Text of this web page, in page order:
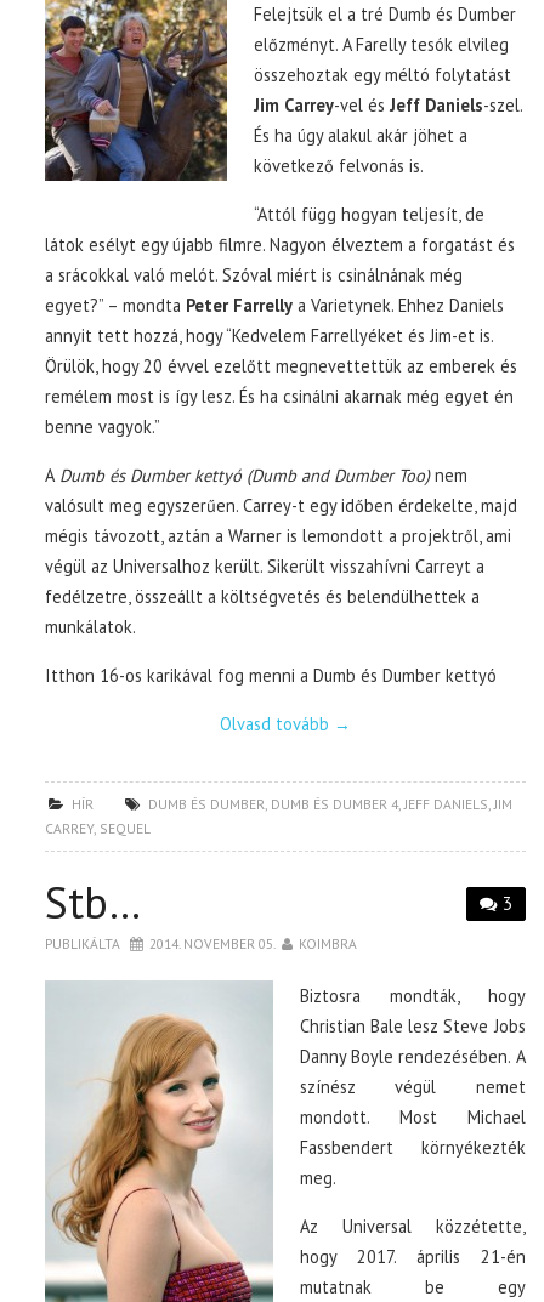
Felejtsük el a tré Dumb és Dumber
előzményt. A Farelly tesók elvileg
összehoztak egy méltó folytatást
Jim Carrey-vel és Jeff Daniels-szel.
És ha úgy alakul akár jöhet a
következő felvonás is.
“Attól függ hogyan teljesít, de
látok esélyt egy újabb filmre. Nagyon élveztem a forgatást és
a srácokkal való melót. Szóval miért is csinálnának még
egyet?” – mondta Peter Farrelly a Varietynek. Ehhez Daniels
annyit tett hozzá, hogy “Kedvelem Farrellyéket és Jim-et is.
Örülök, hogy 20 évvel ezelőtt megnevettettük az emberek és
remélem most is így lesz. És ha csinálni akarnak még egyet én
benne vagyok.”
ADumb és Dumber kettyó (Dumb and Dumber Too)nem
valósult meg egyszerűen. Carrey-t egy időben érdekelte, majd
mégis távozott, aztán a Warner is lemondott a projektről, ami
végül az Universalhoz került. Sikerült visszahívni Carreyt a
fedélzetre, összeállt a költségvetés és belendülhettek a
munkálatok.
Itthon 16-os karikával fog menni a Dumb és Dumber kettyó
Olvasd tovább →
HÍR DUMB ÉS DUMBER DUMB ÉS DUMBER 4, JEFF DANIELS JIM
CARREY, SEQUEL
3
Stb…
PUBLIKÁLTA 2014. NOVEMBER 05. KOIMBRA
Biztosra mondták, hogy
Christian Bale lesz Steve Jobs
Danny Boyle rendezésében. A
színész végül nemet
mondott. Most Michael
Fassbendert környékezték
meg.
Az Universal közzétette,
hogy 2017. április 21-én
mutatnak be egy